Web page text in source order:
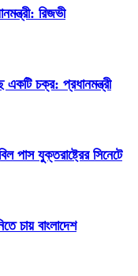
রিজভী
একটি চক্র: প্রধানমন্ত্রী
যুক্তরাষ্ট্রের সিনেটে
চায় বাংলাদেশ